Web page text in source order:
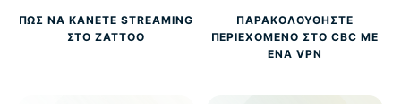
ΠΏΣ ΝΑ ΚΆΝΕΤΕ STREAMING
ΣΤΟ ZATTOO
ΠΑΡΑΚΟΛΟΥΘΉΣΤΕ
ΠΕΡΙΕΧΌΜΕΝΟ ΣΤΟ CBC ΜΕ
ΈΝΑ VPN